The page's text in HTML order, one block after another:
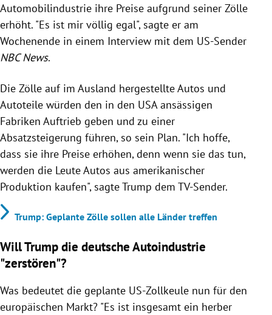
Automobilindustrie ihre Preise aufgrund seiner Zölle
erhöht. "Es ist mir völlig egal", sagte er am
Wochenende in einem Interview mit dem US-Sender
NBC News.
Die Zölle auf im Ausland hergestellte Autos und
Autoteile würden den in den USA ansässigen
Fabriken Auftrieb geben und zu einer
Absatzsteigerung führen, so sein Plan. "Ich hoffe,
dass sie ihre Preise erhöhen, denn wenn sie das tun,
werden die Leute Autos aus amerikanischer
Produktion kaufen", sagte Trump dem TV-Sender.
Trump: Geplante Zölle sollen alle Länder treffen
Will Trump die deutsche Autoindustrie
"zerstören"?
Was bedeutet die geplante US-Zollkeule nun für den
europäischen Markt? "Es ist insgesamt ein herber